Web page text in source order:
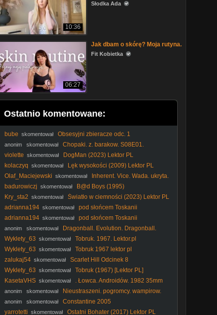
10:36
Słodka Ada
06:27
Jak dbam o skórę? Moja rutyna.
Fit Kobietka
Ostatnio komentowane:
bube skomentował Obsesyjni zbieracze odc. 1
anonim skomentował
Chopaki. z. barakow. S08E01.
Pieniadze. moga. mi. smoktac LEKTOR Ai
violette skomentował
DogMan (2023) Lektor PL
kolaczyq skomentował
Lęk wysokości (2009) Lektor PL
Olaf_Maciejewski skomentował
Inherent. Vice. Wada. ukryta.
2014. Lektor.pl
badurowiczj skomentował
B@d Boys (1995)
Kry_sta2 skomentował
Światło w ciemności (2023) Lektor PL
adrianna194 skomentował
pod słońcem Toskanii
adrianna194 skomentował pod słońcem Toskanii
anonim skomentował
Dragonball. Evolution. Dragonball.
Ewolucja. 2009. Lektor.pl
Wyklety_63 skomentował
Tobruk. 1967. Lektor.pl
Wyklety_63 skomentował
Tobruk 1967 lektor pl
zalukaj54 skomentował
Scarlet Hill Odcinek 8
Wyklety_63 skomentował
Tobruk (1967) [Lektor PL]
KasetaVHS skomentował
. Łowca. Androidów. 1982 35mm
Skan LEKTOR PL
anonim skomentował
Nieustraszeni. pogromcy. wampirow.
1967. Lektor.pl
anonim skomentował
Constantine 2005
yarrotetti skomentował Ostatni Bohater (2017) Lektor PL